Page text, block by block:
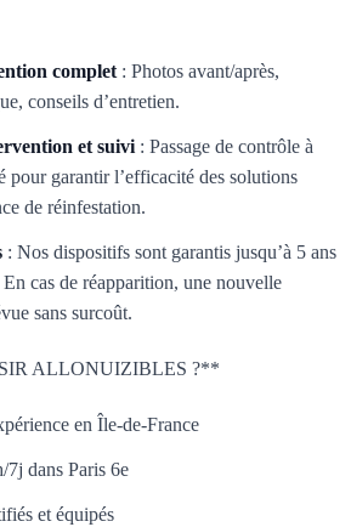
complet : Photos avant/après,
conseils d’entretien.
et suivi : Passage de contrôle à
pour garantir l’efficacité des solutions
de réinfestation.
: Nos dispositifs sont garantis jusqu’à 5 ans
cas de réapparition, une nouvelle
sans surcoût.
ALLONUIZIBLES ?**
en Île-de-France
dans Paris 6e
et équipés